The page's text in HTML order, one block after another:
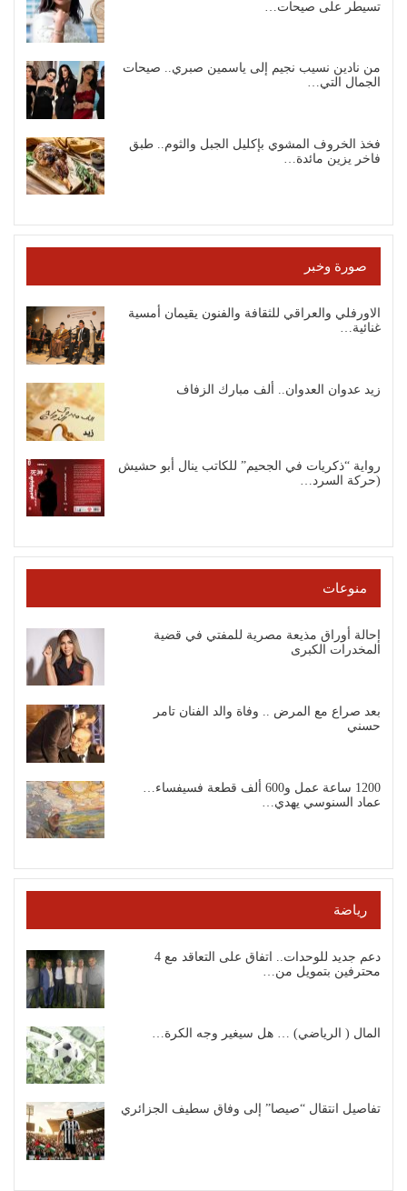
تسيطر على صيحات…
من نادين نسيب نجيم إلى ياسمين صبري.. صيحات
الجمال التي…
فخذ الخروف المشوي بإكليل الجبل والثوم.. طبق
فاخر يزين مائدة…
صورة وخبر
الاورفلي والعراقي للثقافة والفنون يقيمان أمسية
غنائية…
زيد عدوان العدوان.. ألف مبارك الزفاف
رواية “ذكريات في الجحيم” للكاتب ينال أبو حشيش
(حركة السرد…
منوعات
إحالة أوراق مذيعة مصرية للمفتي في قضية
المخدرات الكبرى
بعد صراع مع المرض .. وفاة والد الفنان تامر
حسني
1200 ساعة عمل و600 ألف قطعة فسيفساء…
عماد السنوسي يهدي…
رياضة
دعم جديد للوحدات.. اتفاق على التعاقد مع 4
محترفين بتمويل من…
المال ( الرياضي) … هل سيغير وجه الكرة…
تفاصيل انتقال “صيصا” إلى وفاق سطيف الجزائري